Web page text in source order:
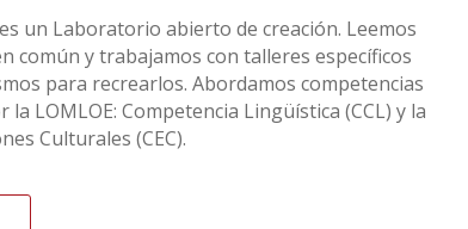
un Laboratorio abierto de creación. Leemos
común y trabajamos con talleres específicos
para recrearlos. Abordamos competencias
LOMLOE: Competencia Lingüística (CCL) y la
Culturales (CEC).